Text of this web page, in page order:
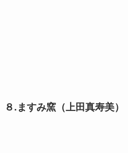
８.ますみ窯（上田真寿美）